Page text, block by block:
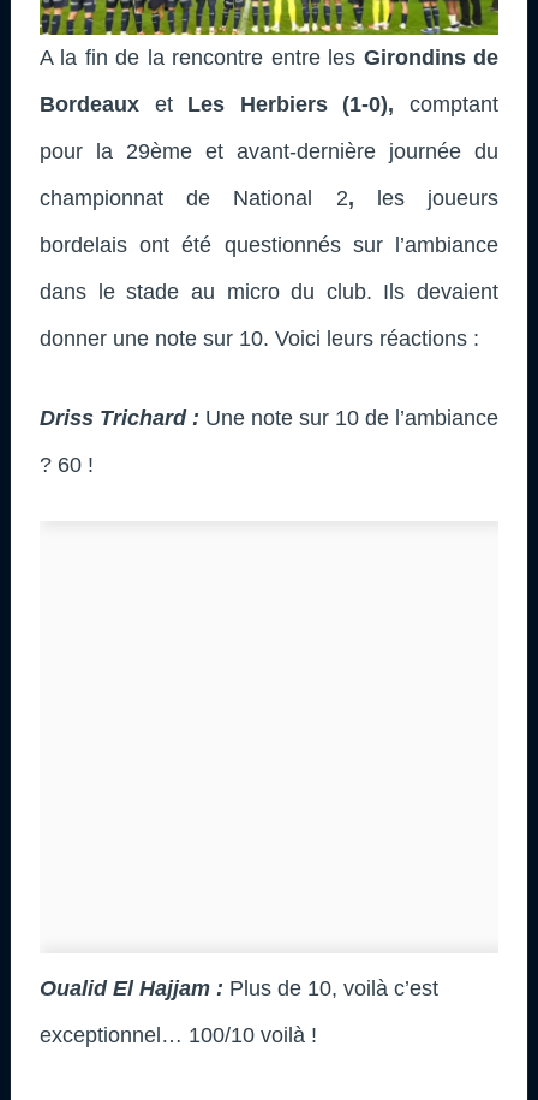
A la fin de la rencontre entre les Girondins de
Bordeaux et Les Herbiers (1-0), comptant
pour la 29ème et avant-dernière journée du
championnat de National 2, les joueurs
bordelais ont été questionnés sur l’ambiance
dans le stade au micro du club. Ils devaient
donner une note sur 10. Voici leurs réactions :
Driss Trichard : Une note sur 10 de l’ambiance
? 60 !
Oualid El Hajjam : Plus de 10, voilà c’est
exceptionnel… 100/10 voilà !